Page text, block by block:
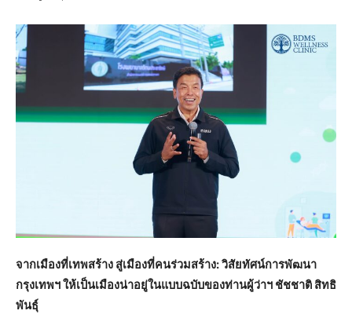
จากเมืองที่เทพสร้าง สู่เมืองที่คนร่วมสร้าง:วิสัยทัศน์การพัฒนา
กรุงเทพฯ ให้เป็นเมืองน่าอยู่ในแบบฉบับของท่านผู้ว่าฯ ชัชชาติ สิทธิ
พันธุ์